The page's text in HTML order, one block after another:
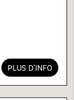
PLUS D'INFO